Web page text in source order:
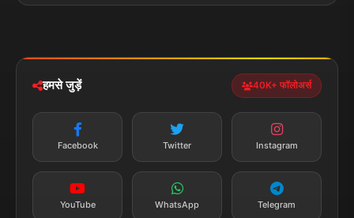
Privacy Policy
पॉलिटिकल झारखण्ड
न्यूज़ अलर्ट
सब्सक्राइब करें
हमसे जुड़ें 40K+ फॉलोअर्स
Facebook Twitter Instagram
YouTube WhatsApp Telegram